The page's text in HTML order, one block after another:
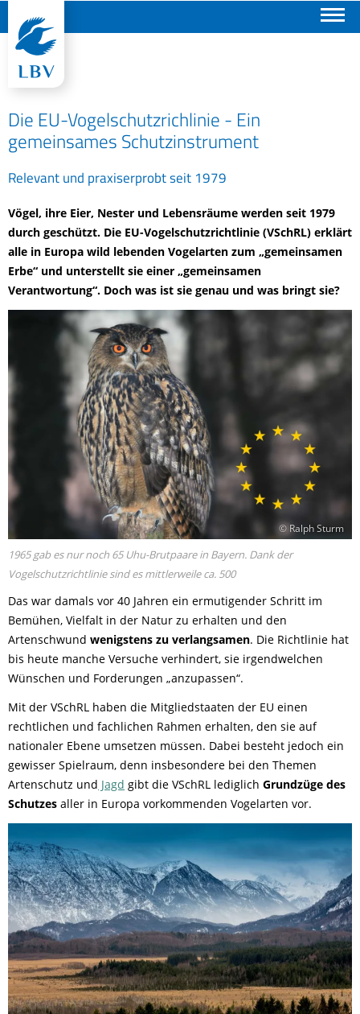
Die EU-Vogelschutzrichlinie - Ein
gemeinsames Schutzinstrument
Relevant und praxiserprobt seit 1979
Vögel, ihre Eier, Nester und Lebensräume werden seit 1979
durch geschützt. Die EU-Vogelschutzrichtlinie (VSchRL) erklärt
alle in Europa wild lebenden Vogelarten zum „gemeinsamen
Erbe“ und unterstellt sie einer „gemeinsamen
Verantwortung“. Doch was ist sie genau und was bringt sie?
© Ralph Sturm
1965 gab es nur noch 65 Uhu-Brutpaare in Bayern. Dank der
Vogelschutzrichtlinie sind es mittlerweile ca. 500
Das war damals vor 40 Jahren ein ermutigender Schritt im
Bemühen, Vielfalt in der Natur zu erhalten und den
Artenschwund wenigstens zu verlangsamen. Die Richtlinie hat
bis heute manche Versuche verhindert, sie irgendwelchen
Wünschen und Forderungen „anzupassen“.
Mit der VSchRL haben die Mitgliedstaaten der EU einen
rechtlichen und fachlichen Rahmen erhalten, den sie auf
nationaler Ebene umsetzen müssen. Dabei besteht jedoch ein
gewisser Spielraum, denn insbesondere bei den Themen
Artenschutz und Jagd gibt die VSchRL lediglich Grundzüge des
Schutzes aller in Europa vorkommenden Vogelarten vor.